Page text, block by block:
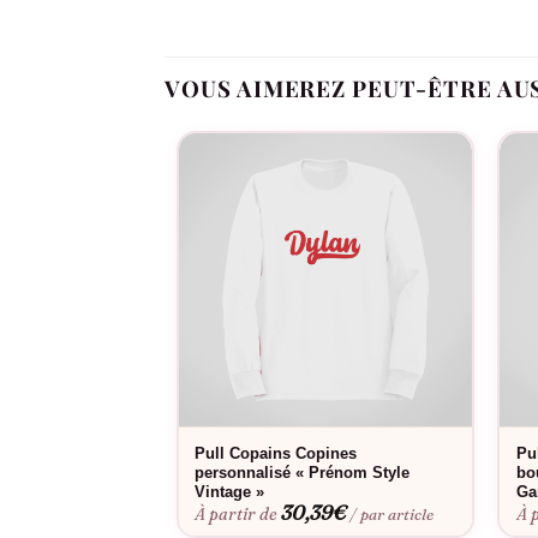
Enfin, pour des vacances ou un week-end
ensemble.
VOUS AIMEREZ PEUT-ÊTRE
Pull Copains Copines
personnalisé « Prénom Style
Vintage »
À partir de30,39€ / par article À